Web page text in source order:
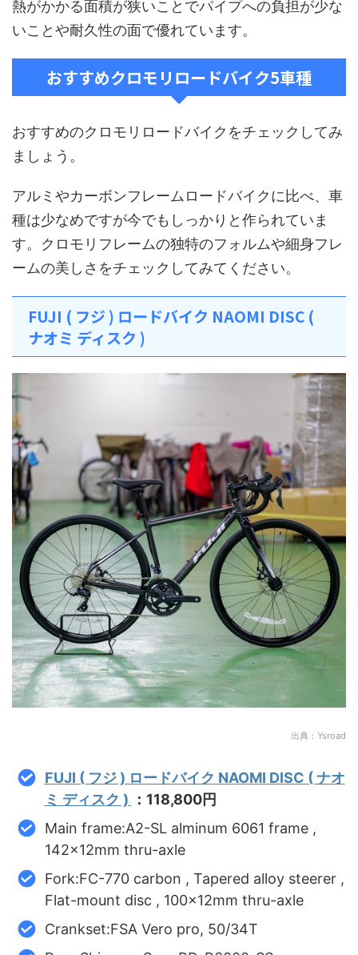
熱がかかる面積が狭いことでパイプへの負担が少な
いことや耐久性の面で優れています。
おすすめクロモリロードバイク5車種
おすすめのクロモリロードバイクをチェックしてみ
ましょう。
アルミやカーボンフレームロードバイクに比べ、車
種は少なめですが今でもしっかりと作られていま
す。クロモリフレームの独特のフォルムや細身フレ
ームの美しさをチェックしてみてください。
FUJI ( フジ ) ロードバイク NAOMI DISC (
ナオミ ディスク )
出典：Ysroad
FUJI ( フジ ) ロードバイク NAOMI DISC ( ナオ
ミ ディスク )
：118,800円
Main frame:A2-SL alminum 6061 frame ,
142x12mm thru-axle
Fork:FC-770 carbon , Tapered alloy steerer ,
Flat-mount disc , 100x12mm thru-axle
Crankset:FSA Vero pro, 50/34T